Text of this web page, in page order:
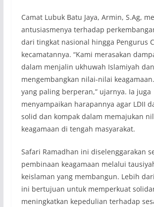
Camat Lubuk Batu Jaya, Armin, S.Ag,
antusiasmenya terhadap
dari tingkat nasional hingga Pengurus
kecamatannya. “Kami merasakan
dalam menjalin ukhuwah Islamiyah dan
mengembangkan nilai-nilai
yang paling berperan,” ujarnya. Ia juga
menyampaikan harapannya agar LDII
solid dan kompak dalam memajukan
keagamaan di tengah masyarakat.
Safari Ramadhan ini diselenggarakan
pembinaan keagamaan melalui
keislaman yang membangun. Lebih
ini bertujuan untuk memperkuat
meningkatkan kepedulian terhadap